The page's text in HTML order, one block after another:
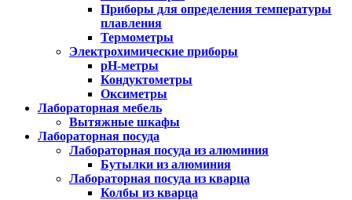
Приборы для определения температуры
плавления
Термометры
Электрохимические приборы
pH-метры
Кондуктометры
Оксиметры
Лабораторная мебель
Вытяжные шкафы
Лабораторная посуда
Лабораторная посуда из алюминия
Бутылки из алюминия
Лабораторная посуда из кварца
Колбы из кварца